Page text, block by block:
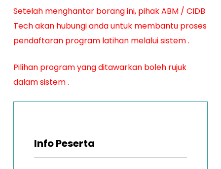
Setelah menghantar borang ini, pihak ABM / CIDB
Tech akan hubungi anda untuk membantu proses
pendaftaran program latihan melalui sistem.
Pilihan program yang ditawarkan boleh rujuk
dalam sistem.
Info Peserta